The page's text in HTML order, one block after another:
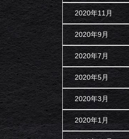
2020年11月
2020年9月
2020年7月
2020年5月
2020年3月
2020年1月